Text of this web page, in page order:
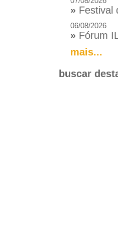
» Festival
06/08/2026
» Fórum
mais...
buscar